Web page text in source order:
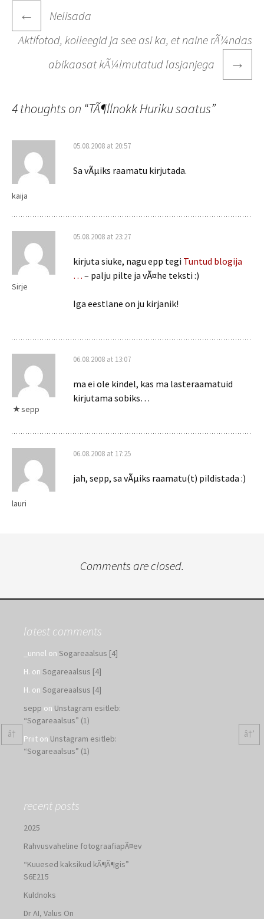
Post
navigation
←
Nelisada
Aktifotod, kolleegid ja see asi ka, et naine rÃ¼ndas
abikaasat kÃ¼lmutatud lasjanjega
→
4 thoughts on “TÃ¶llnokk Huriku saatus”
kaija
05.08.2008 at 20:57
Sa vÃµiks raamatu kirjutada.
Sirje
05.08.2008 at 23:27
kirjuta siuke, nagu epp tegi Tuntud blogija
… – palju pilte ja vÃ¤he teksti :)
Iga eestlane on ju kirjanik!
sepp
06.08.2008 at 13:07
ma ei ole kindel, kas ma lasteraamatuid
kirjutama sobiks…
lauri
06.08.2008 at 17:25
jah, sepp, sa vÃµiks raamatu(t) pildistada :)
Comments are closed.
latest comments
_unnel on Sogareaalsus [4]
H. on Sogareaalsus [4]
H. on Sogareaalsus [4]
sepp on Unstagram esitleb:
“Sogareaalsus” (1)
Priit on Unstagram esitleb:
“Sogareaalsus” (1)
recent posts
2025
Rahvusvaheline fotograafiapÃ¤ev
“Kuuesed kaksikud kÃ¶Ã¶gis”
S6E215
Kuldnoks
Dr AI, Valus On
â† â†’